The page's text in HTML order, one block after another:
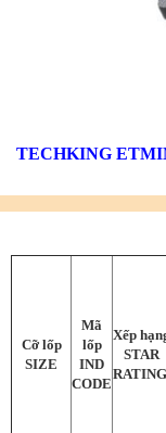
TECHKING
Cỡ lốp
SIZE
Mã
lốp
IND
CODE
Xếp
STAR
RATING